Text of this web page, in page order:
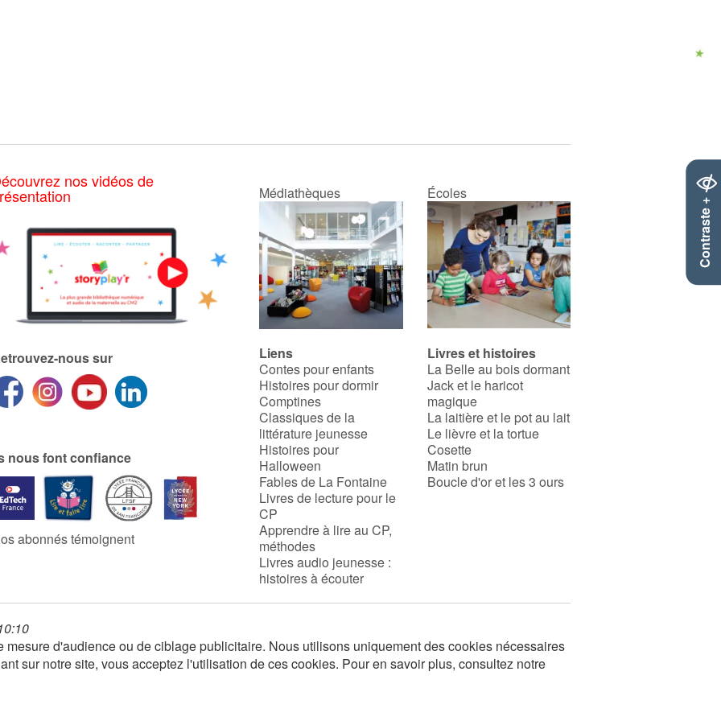
Contraste +
nos vidéos de
nous sur
nous font confiance
abonnés témoignent
Médiathèques Écoles
Liens
Contes pour enfants
Histoires pour dormir
Comptines
Classiques de la
littérature jeunesse
Histoires pour
Halloween
Fables de La Fontaine
Livres de lecture pour le
CP
Apprendre à lire au CP,
méthodes
Livres audio jeunesse :
histoires à écouter
Livres et histoires
La Belle au bois dormant
Jack et le haricot
magique
La laitière et le pot au lait
Le lièvre et la tortue
Cosette
Matin brun
Boucle d'or et les 3 ours
d'audience ou de ciblage publicitaire. Nous utilisons uniquement des cookies nécessaires
sur notre site, vous acceptez l'utilisation de ces cookies. Pour en savoir plus, consultez notre